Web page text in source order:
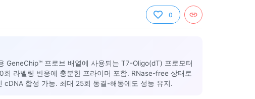
0
GeneChip™ 프로브 배열에 사용되는 T7-Oligo(dT) 프로모터
회 라벨링 반응에 충분한 프라이머 포함. RNase-free 상태로
cDNA 합성 가능. 최대 25회 동결-해동에도 성능 유지.